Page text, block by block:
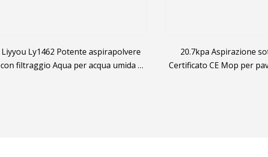
Liyyou Ly1462 Potente aspirapolvere
con filtraggio Aqua per acqua umida e
20.7kpa Aspirazione
Certificato CE Mop per